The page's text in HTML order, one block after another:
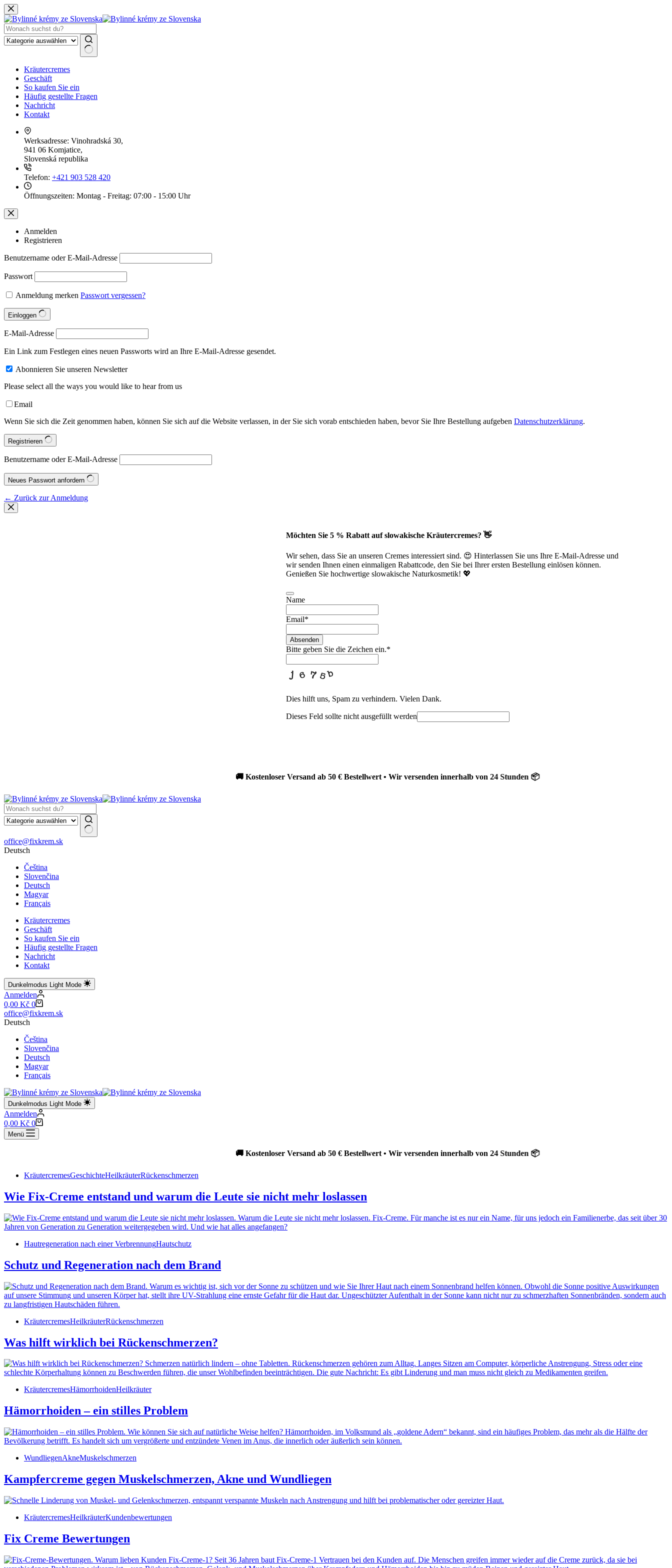
Zum
Inhalt
springen
ErgebnisseKräutercremes
Geschäft
So kaufen Sie ein
Häufig gestellte Fragen
Nachricht
Kontakt
Werksadresse: Vinohradská 30,
941 06 Komjatice,
Slovenská republika
Telefon: +421 903 528 420
Öffnungszeiten: Montag - Freitag: 07:00 - 15:00 Uhr
Anmelden
Registrieren
Benutzername oder E-Mail-Adresse
Passwort
Anmeldung merken Passwort vergessen?
Einloggen
E-Mail-Adresse
Ein Link zum Festlegen eines neuen Passworts wird an Ihre E-Mail-Adresse gesendet.
Abonnieren Sie unseren Newsletter
Please select all the ways you would like to hear from us
Email
Wenn Sie sich die Zeit genommen haben, können Sie sich auf die Website verlassen, in der Sie sich vorab entschieden haben, bevor Sie Ihre Bestellung aufgeben Datenschutzerklärung.
Registrieren
Benutzername oder E-Mail-Adresse
Neues Passwort anfordern
← Zurück zur Anmeldung
Möchten Sie 5 % Rabatt auf slowakische Kräutercremes? 👋
Wir sehen, dass Sie an unseren Cremes interessiert sind. 😍 Hinterlassen Sie uns Ihre E-Mail-Adresse und
wir senden Ihnen einen einmaligen Rabattcode, den Sie bei Ihrer ersten Bestellung einlösen können.
Genießen Sie hochwertige slowakische Naturkosmetik! 💖
Name
Email*
Absenden
Bitte geben Sie die Zeichen ein.*
Dies hilft uns, Spam zu verhindern. Vielen Dank.
Dieses Feld sollte nicht ausgefüllt werden
🚚 Kostenloser Versand ab 50 € Bestellwert • Wir versenden innerhalb von 24 Stunden 📦
Keine
Ergebnisse
office@fixkrem.sk
Deutsch
Čeština
Slovenčina
Deutsch
Magyar
Français
Kräutercremes
Geschäft
So kaufen Sie ein
Häufig gestellte Fragen
Nachricht
Kontakt
Dunkelmodus Light Mode
Anmelden
Warenkorb
0,00 Kč 0
office@fixkrem.sk
Deutsch
Čeština
Slovenčina
Deutsch
Magyar
Français
Dunkelmodus Light Mode
Anmelden
Warenkorb
0,00 Kč 0
Menü
🚚 Kostenloser Versand ab 50 € Bestellwert • Wir versenden innerhalb von 24 Stunden 📦
KräutercremesGeschichteHeilkräuterRückenschmerzen
Wie Fix-Creme entstand und warum die Leute sie nicht mehr loslassen
Hautregeneration nach einer VerbrennungHautschutz
Schutz und Regeneration nach dem Brand
KräutercremesHeilkräuterRückenschmerzen
Was hilft wirklich bei Rückenschmerzen?
KräutercremesHämorrhoidenHeilkräuter
Hämorrhoiden – ein stilles Problem
WundliegenAkneMuskelschmerzen
Kampfercreme gegen Muskelschmerzen, Akne und Wundliegen
KräutercremesHeilkräuterKundenbewertungen
Fix Creme Bewertungen